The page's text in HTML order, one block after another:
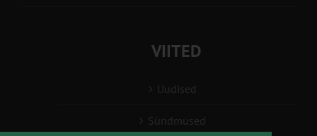
VIITED
Uudised
Sündmused